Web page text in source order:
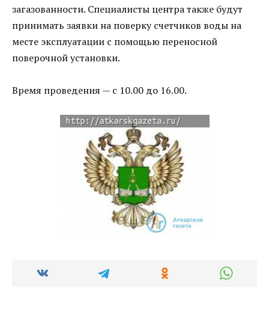
загазованности. Специалисты центра также будут
принимать заявки на поверку счетчиков воды на
месте эксплуатации с помощью переносной
поверочной установки.
Время проведения — с 10.00 до 16.00.